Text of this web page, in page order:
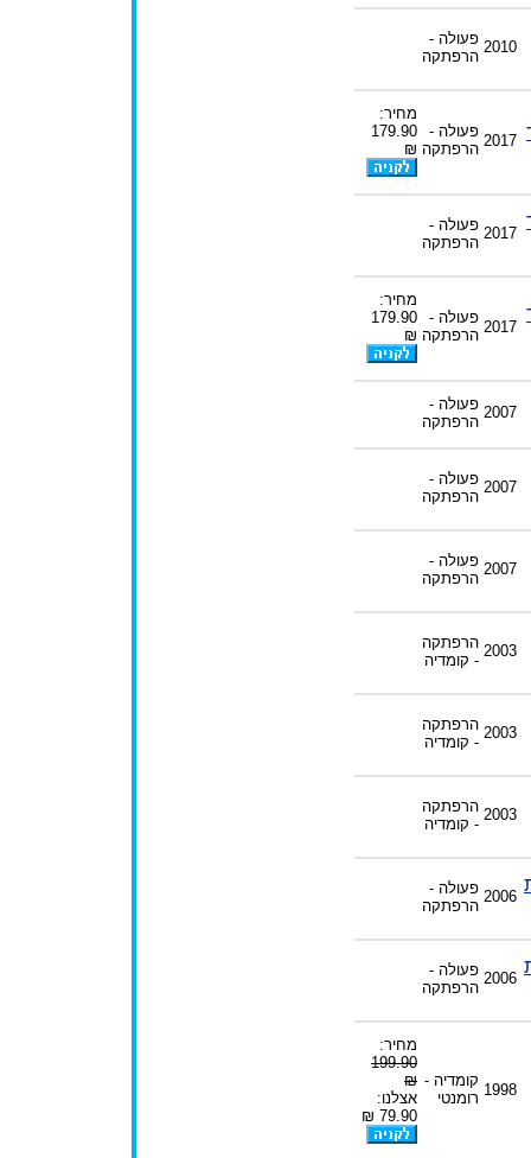
2010 פעולה -
הרפתקה
2017
פעולה -
הרפתקה
מחיר:
179.90
₪
2017 פעולה -
הרפתקה
2017
פעולה -
הרפתקה
מחיר:
179.90
₪
2007 פעולה -
הרפתקה
2007 פעולה -
הרפתקה
2007 פעולה -
הרפתקה
2003 הרפתקה
- קומדיה
2003 הרפתקה
- קומדיה
2003 הרפתקה
- קומדיה
2006 פעולה -
הרפתקה
2006 פעולה -
הרפתקה
1998
קומדיה -
רומנטי
מחיר:
199.90
₪
אצלנו:
79.90 ₪